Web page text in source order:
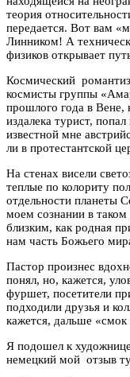
теория
передается. Вот вам
Линником! А
физиков открывает
Космический
космисты группы
прошлого года в Вене,
издалека турист,
известной мне
ли в протестантской
На стенах висели
теплые по колориту
отдельности планеты
моем сознании в таком
близким, как родная
нам часть Божьего
Пастор произнес
понял, но, кажется,
фуршет, посетители
подходили друзья и
кажется, дальше «смок
Я подошел к
немецкий мой отзыв